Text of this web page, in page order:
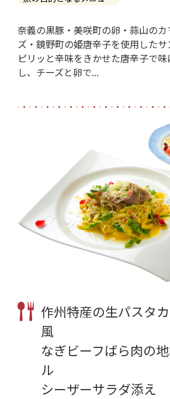
奈義の黒豚・美咲町の卵・蒜山の
ズ・鏡野町の姫唐辛子を使用したサ
ピリッと辛味をきかせた唐辛子で
し、チーズと卵で...
作州特産の生パスタ
風
なぎビーフばら肉の
ル
シーザーサラダ添え